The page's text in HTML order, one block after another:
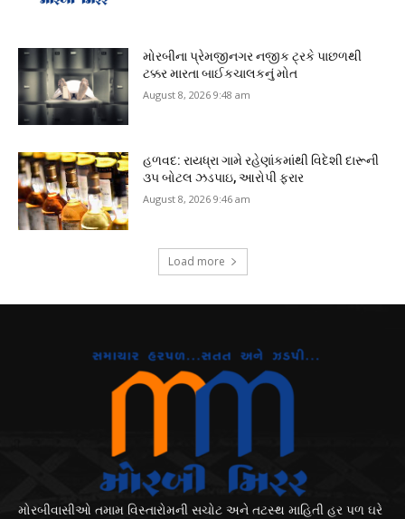
મોરબીના પ્રેમજીનગર નજીક ટ્રકે પાછળથી
ટક્કર મારતા બાઈકચાલકનું મોત
August 8, 2026 9:48 am
હળવદ: રાયધ્રા ગામે રહેણાંકમાંથી વિદેશી દારૂની
૩૫ બોટલ ઝડપાઇ, આરોપી ફરાર
August 8, 2026 9:46 am
Load more
મોરબીવાસીઓ તમામ વિસ્તારોમની સચોટ અને તટસ્થ માહિતી હર પળ ઘરે